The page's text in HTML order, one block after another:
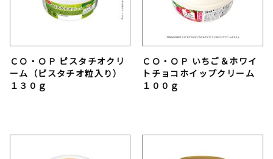
ＣＯ・ＯＰ ピスタチオクリ
ーム（ピスタチオ粒入り）
１３０ｇ
ＣＯ・ＯＰ いちご＆ホワイ
トチョコホイップクリーム
１００ｇ